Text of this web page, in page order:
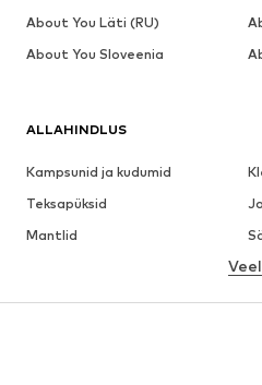
ALLAHINDLUS
Kampsunid ja kudumid
Teksapüksid
Mantlid
Veel
About You Läti (RU)
About You Sloveenia